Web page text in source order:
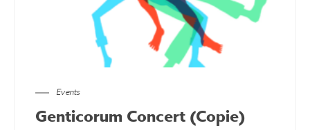
Events
Genticorum Concert (Copie)